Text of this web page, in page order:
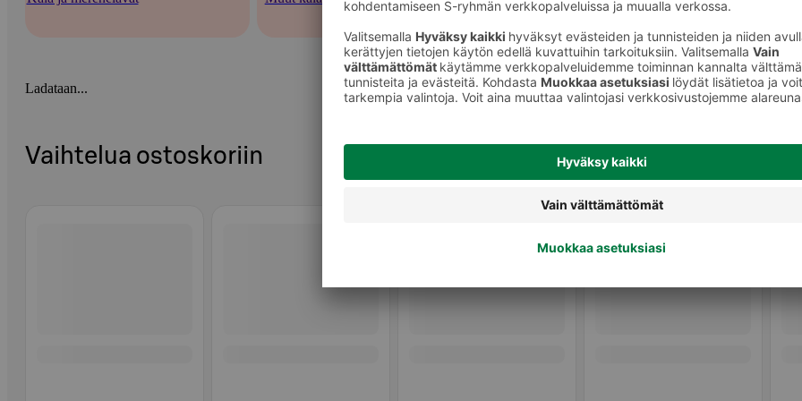
Ladataan...
Vaihtelua ostoskoriin